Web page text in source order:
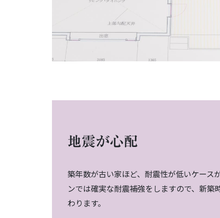
地震が心配
築年数が古い家ほど、耐震性が低いケース
ンでは確実な耐震補強をしますので、新
わります。